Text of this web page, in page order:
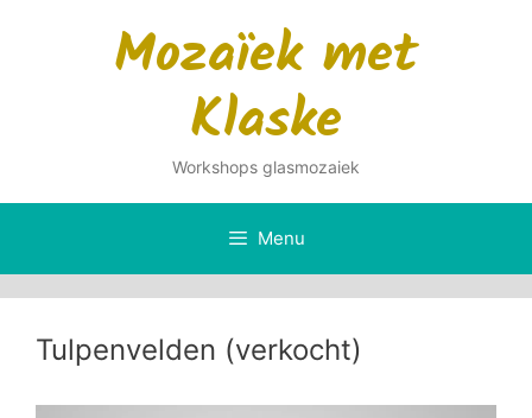
Mozaïek met
Klaske
Workshops glasmozaiek
Menu
Tulpenvelden (verkocht)